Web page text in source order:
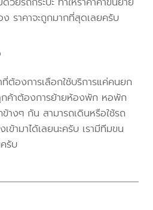
ราคาจะถูกมากที่สุดเลยครับ
ที่ต้องการเลือกใช้บริการแค่คนยก
ค้าต้องการย้ายห้องพัก หอพัก
างๆ กัน สามารถเดินหรือใช้รถ
ข้ามาได้เลยนะครับ เรามีทีมขน
รับ